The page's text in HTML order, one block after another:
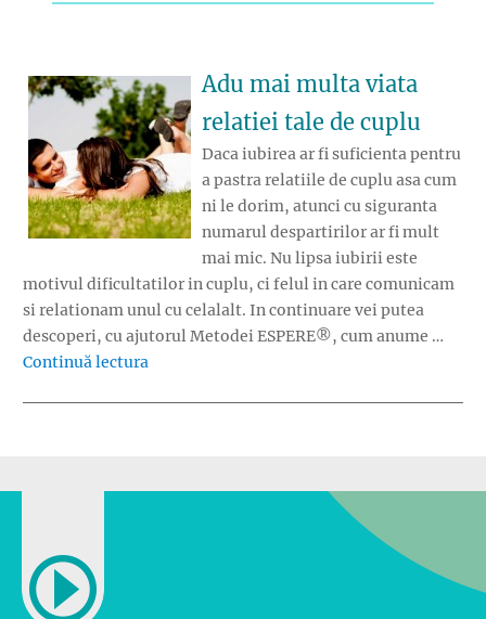
Adu mai multa viata
relatiei tale de cuplu
Daca iubirea ar fi suficienta pentru
a pastra relatiile de cuplu asa cum
ni le dorim, atunci cu siguranta
numarul despartirilor ar fi mult
mai mic. Nu lipsa iubirii este
motivul dificultatilor in cuplu, ci felul in care comunicam
si relationam unul cu celalalt. In continuare vei putea
descoperi, cu ajutorul Metodei ESPERE®, cum anume …
Continuă lectura